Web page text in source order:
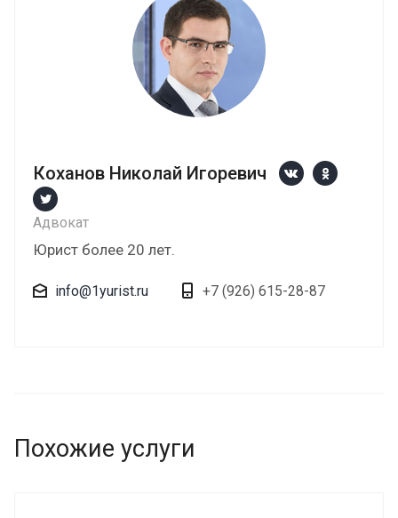
Коханов Николай Игоревич
Адвокат
Юрист более 20 лет.
info@1yurist.ru +7 (926) 615-28-87
Похожие услуги